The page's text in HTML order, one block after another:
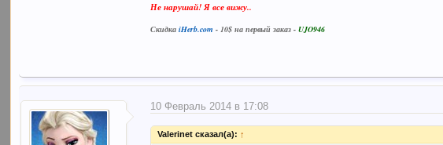
Не нарушай! Я все вижу..
СкидкаiHerb.com - 10$ на первый заказ -UJO946
10 Февраль 2014 в 17:08
Valerinet сказал(а): ↑